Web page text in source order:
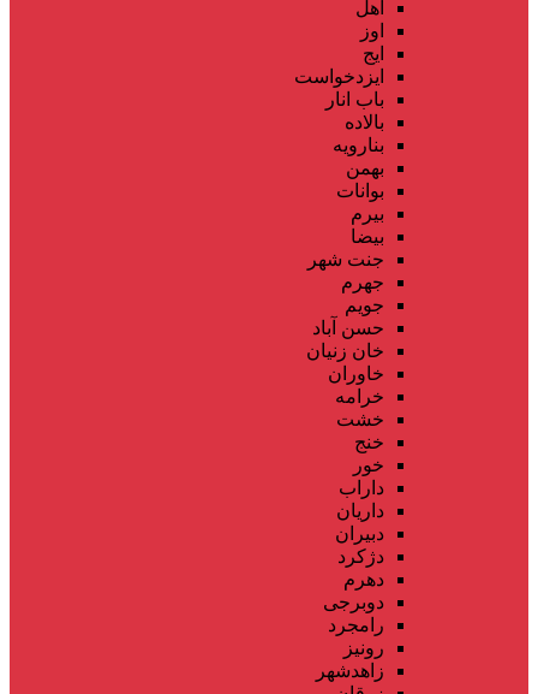
اهل
اوز
ایج
ایزدخواست
باب انار
بالاده
بنارویه
بهمن
بوانات
بیرم
بیضا
جنت شهر
جهرم
جویم
حسن آباد
خان زنیان
خاوران
خرامه
خشت
خنج
خور
داراب
داریان
دبیران
دژکرد
دهرم
دوبرجی
رامجرد
رونیز
زاهدشهر